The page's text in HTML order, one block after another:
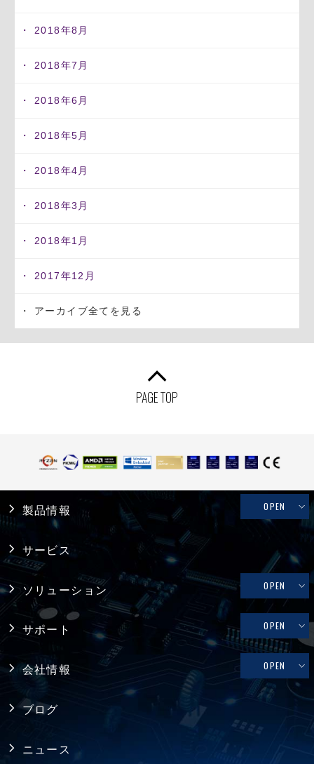
2018年8月
2018年7月
2018年6月
2018年5月
2018年4月
2018年3月
2018年1月
2017年12月
アーカイブ全てを見る
PAGE TOP
製品情報 OPEN
産業用PC
システム製品
産業用マザーボード
コンピュータ・オン・モジュール
シングルボードコンピュータ
バックプレーン
サービス
ソリューション OPEN
リテール・物流
メディカル
ファクトリーオートメーション
サポート OPEN
修理依頼、技術的なお問い合わせ
会社情報 OPEN
採用情報
ブログ
ニュース